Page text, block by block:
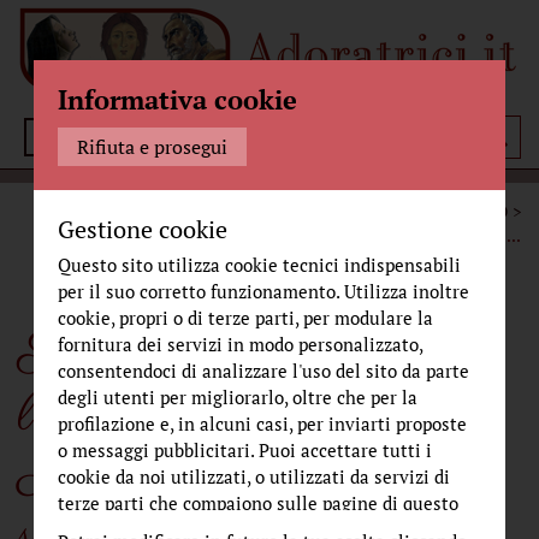
Menù
CRONACHE DAL MONASTERO
...
San Carlo Acutis:
l’amicizia con Madre
Maria Gloria Riva e il
Informativa cookie
Rifiuta e prosegui
Gestione cookie
Questo sito utilizza cookie tecnici indispensabili
per il suo corretto funzionamento. Utilizza inoltre
cookie, propri o di terze parti, per modulare la
fornitura dei servizi in modo personalizzato,
consentendoci di analizzare l'uso del sito da parte
degli utenti per migliorarlo, oltre che per la
profilazione e, in alcuni casi, per inviarti proposte
o messaggi pubblicitari. Puoi accettare tutti i
cookie da noi utilizzati, o utilizzati da servizi di
terze parti che compaiono sulle pagine di questo
sito, premendo il pulsante "Accetta tutti i cookie"